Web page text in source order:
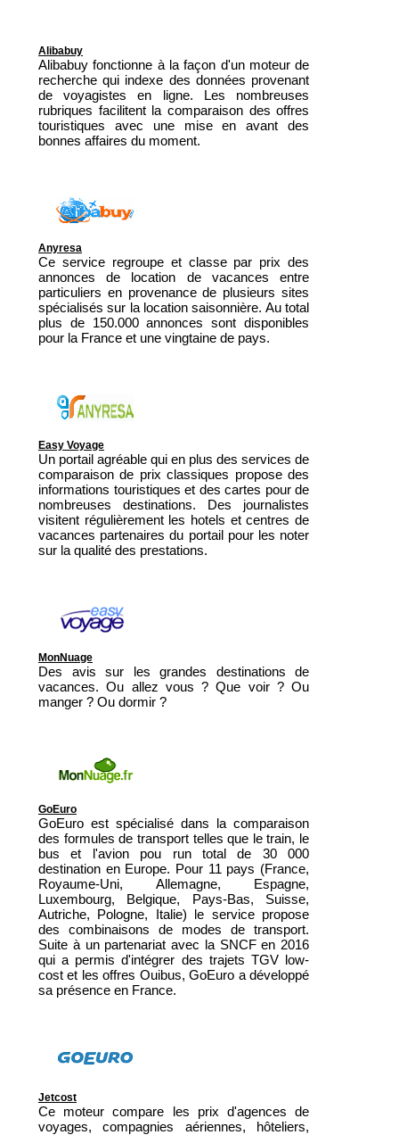
Alibabuy
Alibabuy fonctionne à la façon d'un moteur de
recherche qui indexe des données provenant
de voyagistes en ligne. Les nombreuses
rubriques facilitent la comparaison des offres
touristiques avec une mise en avant des
bonnes affaires du moment.
Anyresa
Ce service regroupe et classe par prix des
annonces de location de vacances entre
particuliers en provenance de plusieurs sites
spécialisés sur la location saisonnière. Au total
plus de 150.000 annonces sont disponibles
pour la France et une vingtaine de pays.
Easy Voyage
Un portail agréable qui en plus des services de
comparaison de prix classiques propose des
informations touristiques et des cartes pour de
nombreuses destinations. Des journalistes
visitent régulièrement les hotels et centres de
vacances partenaires du portail pour les noter
sur la qualité des prestations.
MonNuage
Des avis sur les grandes destinations de
vacances. Ou allez vous ? Que voir ? Ou
manger ? Ou dormir ?
GoEuro
GoEuro est spécialisé dans la comparaison
des formules de transport telles que le train, le
bus et l'avion pou run total de 30 000
destination en Europe. Pour 11 pays (France,
Royaume-Uni, Allemagne, Espagne,
Luxembourg, Belgique, Pays-Bas, Suisse,
Autriche, Pologne, Italie) le service propose
des combinaisons de modes de transport.
Suite à un partenariat avec la SNCF en 2016
qui a permis d'intégrer des trajets TGV low-
cost et les offres Ouibus, GoEuro a développé
sa présence en France.
Jetcost
Ce moteur compare les prix d'agences de
voyages, compagnies aériennes, hôteliers,